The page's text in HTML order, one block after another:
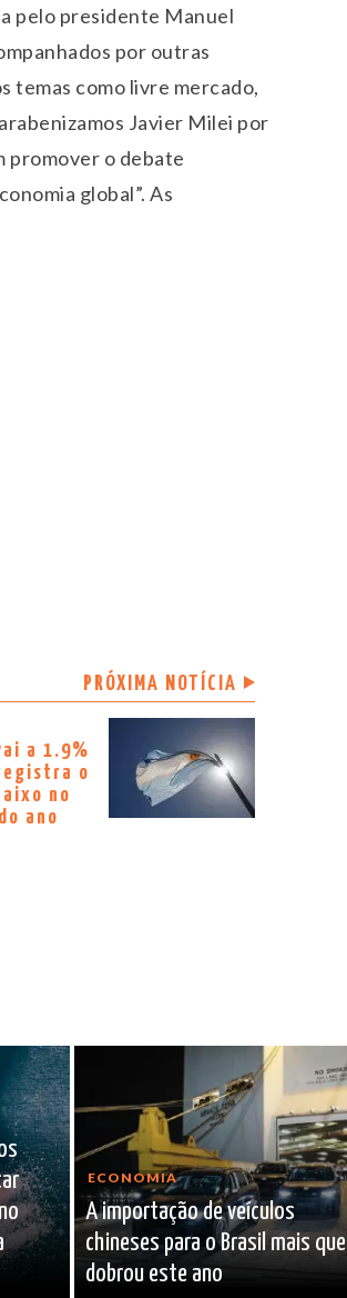
pelo presidente Manuel
por outras
temas como livre mercado,
Javier Milei por
promover o debate
global”. As
PRÓXIMA NOTÍCIA
a 1.9%
o
no
ano
ECONOMIA
A importação de veículos
chineses para o Brasil mais que
dobrou este ano